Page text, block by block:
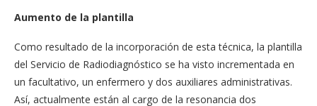
Aumento de la plantilla
Como resultado de la incorporación de esta técnica, la plantilla
del Servicio de Radiodiagnóstico se ha visto incrementada en
un facultativo, un enfermero y dos auxiliares administrativas.
Así, actualmente están al cargo de la resonancia dos